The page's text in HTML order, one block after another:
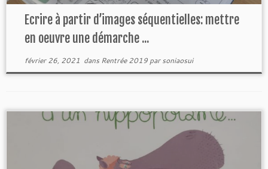
Ecrire à partir d’images séquentielles: mettre
en oeuvre une démarche ...
février 26, 2021 dans Rentrée 2019 parsoniaosui